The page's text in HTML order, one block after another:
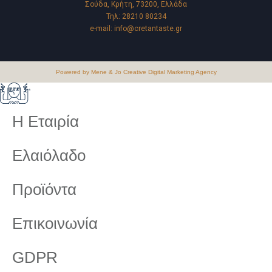
Σούδα, Κρήτη, 73200, Ελλάδα
Τηλ: 28210 80234
e-mail: info@cretantaste.gr
Powered by Mene & Jo Creative Digital Marketing Agency
Η Εταιρία
Ελαιόλαδο
Προϊόντα
Επικοινωνία
GDPR